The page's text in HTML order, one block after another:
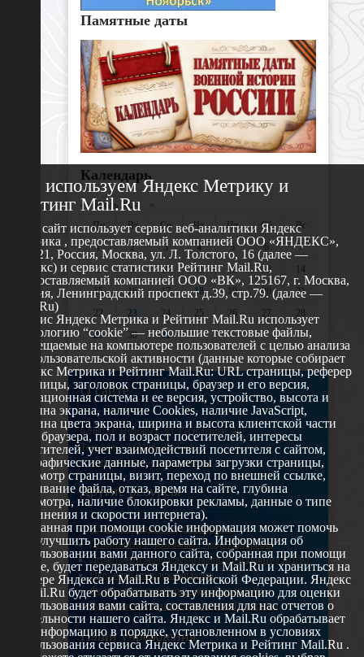
Памятные даты
Календарь
«Июль 2024 »
Пн
Вт Ср Чт Пт Сб
Вс
1
2 3 4 5 6
7
8
9 10 11 12 13
14
15
16 17 18 19 20
21
22
23 24 25 26 27
28
29
30 31
О сайте
629802 г. Ноябрьск, ул. Республики, 49
Телефон: +7 (3496) 35-37-49
E-mail: udsm@noyabrsk.yanao.ru
Другие ресурсы
Администрация города Ноябрьска
Департамент образования города Ноябрьска
Департамент молодежной политики и туризма ЯНАО
Окружной молодежный центр
Федеральное агенство по делам молодежи
Туристско-информационный центр Ноябрьска
Наши учреждения
Мы используем Яндекс Метрику и
Рейтинг Mail.Ru
Этот сайт использует сервис веб-аналитики Яндекс
Метрика , предоставляемый компанией ООО «ЯНДЕКС»,
119021, Россия, Москва, ул. Л. Толстого, 16 (далее —
Яндекс) и сервис статистики Рейтинг Mail.Ru,
предоставляемый компанией ООО «ВК», 125167, г. Москва,
Россия, Ленинградский проспект д.39, стр.79. (далее —
Mail.Ru)
Сервис Яндекс Метрика и Рейтинг Mail.Ru использует
технологию “cookie” — небольшие текстовые файлы,
размещаемые на компьютере пользователей с целью анализа
их пользовательской активности (данные которые собирает
Яндекс Метрика и Рейтинг Mail.Ru: URL страницы, реферер
страницы, заголовок страницы, браузер и его версия,
операционная система и ее версия, устройство, высота и
ширина экрана, наличие Cookies, наличие JavaScript,
глубина цвета экрана, ширина и высота клиентской части
окна браузера, пол и возраст посетителей, интересы
посетителей, учет взаимодействий посетителя с сайтом,
географические данные, параметры загрузки страницы,
просмотр страницы, визит, переход по внешней ссылке,
cкачивание файла, отказ, время на сайте, глубина
просмотра, наличие блокировки рекламы, данные о типе
соединения и скорости интернета).
Собранная при помощи cookie информация может помочь
нам улучшить работу нашего сайта. Информация об
использовании вами данного сайта, собранная при помощи
cookie, будет передаваться Яндексу и Mail.Ru и храниться на
сервере Яндекса и Mail.Ru в Российской Федерации. Яндекс
и Mail.Ru будет обрабатывать эту информацию для оценки
использования вами сайта, составления для нас отчетов о
деятельности нашего сайта. Яндекс и Mail.Ru обрабатывает
эту информацию в порядке, установленном в условиях
использования сервиса Яндекс Метрика и Рейтинг Mail.Ru .